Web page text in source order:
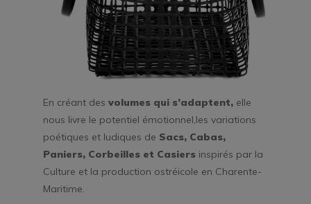
En créant desvolumes qui s’adaptent, elle
nous livre le potentiel émotionnel,les variations
poétiques et ludiques de Sacs, Cabas,
Paniers, Corbeilles et Casiers inspirés par la
Culture et la production ostréicole en Charente-
Maritime.